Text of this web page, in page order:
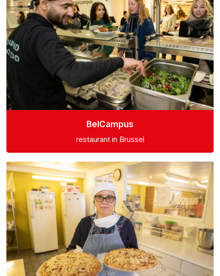
BelCampus
restaurant in Brussel